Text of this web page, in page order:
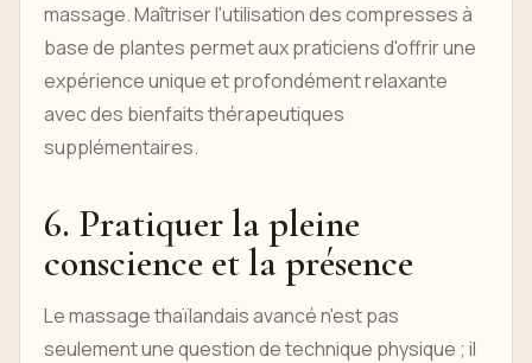
massage. Maîtriser l'utilisation des compresses à
base de plantes permet aux praticiens d'offrir une
expérience unique et profondément relaxante
avec des bienfaits thérapeutiques
supplémentaires.
6. Pratiquer la pleine
conscience et la présence
Le massage thaïlandais avancé n'est pas
seulement une question de technique physique ; il